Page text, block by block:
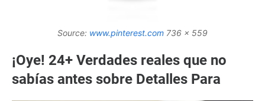
Source: www.pinterest.com 736 x 559
¡Oye! 24+ Verdades reales que no
sabías antes sobre Detalles Para